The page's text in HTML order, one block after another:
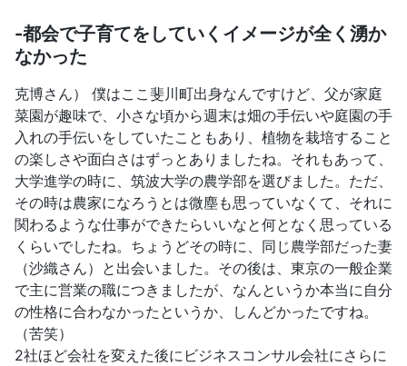
-都会で子育てをしていくイメージが全く湧か
なかった
克博さん） 僕はここ斐川町出身なんですけど、父が家庭
菜園が趣味で、小さな頃から週末は畑の手伝いや庭園の手
入れの手伝いをしていたこともあり、植物を栽培すること
の楽しさや面白さはずっとありましたね。それもあって、
大学進学の時に、筑波大学の農学部を選びました。ただ、
その時は農家になろうとは微塵も思っていなくて、それに
関わるような仕事ができたらいいなと何となく思っている
くらいでしたね。ちょうどその時に、同じ農学部だった妻
（沙織さん）と出会いました。その後は、東京の一般企業
で主に営業の職につきましたが、なんというか本当に自分
の性格に合わなかったというか、しんどかったですね。
（苦笑）
2社ほど会社を変えた後にビジネスコンサル会社にさらに